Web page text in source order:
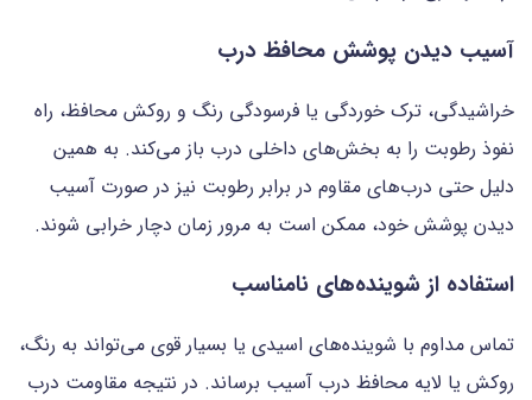
آسیب دیدن پوشش محافظ درب
خراشیدگی، ترک خوردگی یا فرسودگی رنگ و روکش محافظ، راه
نفوذ رطوبت را به بخش‌های داخلی درب باز می‌کند. به همین
دلیل حتی درب‌های مقاوم در برابر رطوبت نیز در صورت آسیب
دیدن پوشش خود، ممکن است به مرور زمان دچار خرابی شوند.
استفاده از شوینده‌های نامناسب
تماس مداوم با شوینده‌های اسیدی یا بسیار قوی می‌تواند به رنگ،
روکش یا لایه محافظ درب آسیب برساند. در نتیجه مقاومت درب